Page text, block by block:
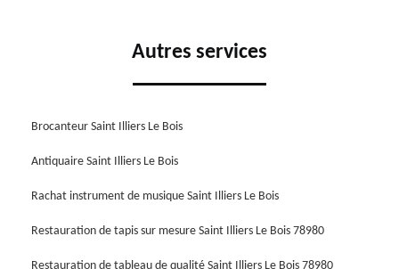
Autres services
Brocanteur Saint Illiers Le Bois
Antiquaire Saint Illiers Le Bois
Rachat instrument de musique Saint Illiers Le Bois
Restauration de tapis sur mesure Saint Illiers Le Bois 78980
Restauration de tableau de qualité Saint Illiers Le Bois 78980